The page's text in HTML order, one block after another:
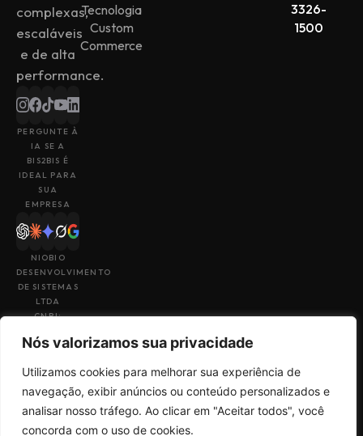
Nós valorizamos sua privacidade
Utilizamos cookies para melhorar sua experiência de
navegação, exibir anúncios ou conteúdo personalizados e
analisar nosso tráfego. Ao clicar em "Aceitar todos", você
concorda com o uso de cookies.
complexas,
escaláveis
e de alta
performance.
PERGUNTE À
IA SE A
BIS2BIS É
IDEAL PARA
SUA
EMPRESA
NIOBIO
DESENVOLVIMENTO
DE SISTEMAS
LTDA
CNPJ:
49
Tecnologia
Custom
Commerce
3326-
1500
Termos de Uso